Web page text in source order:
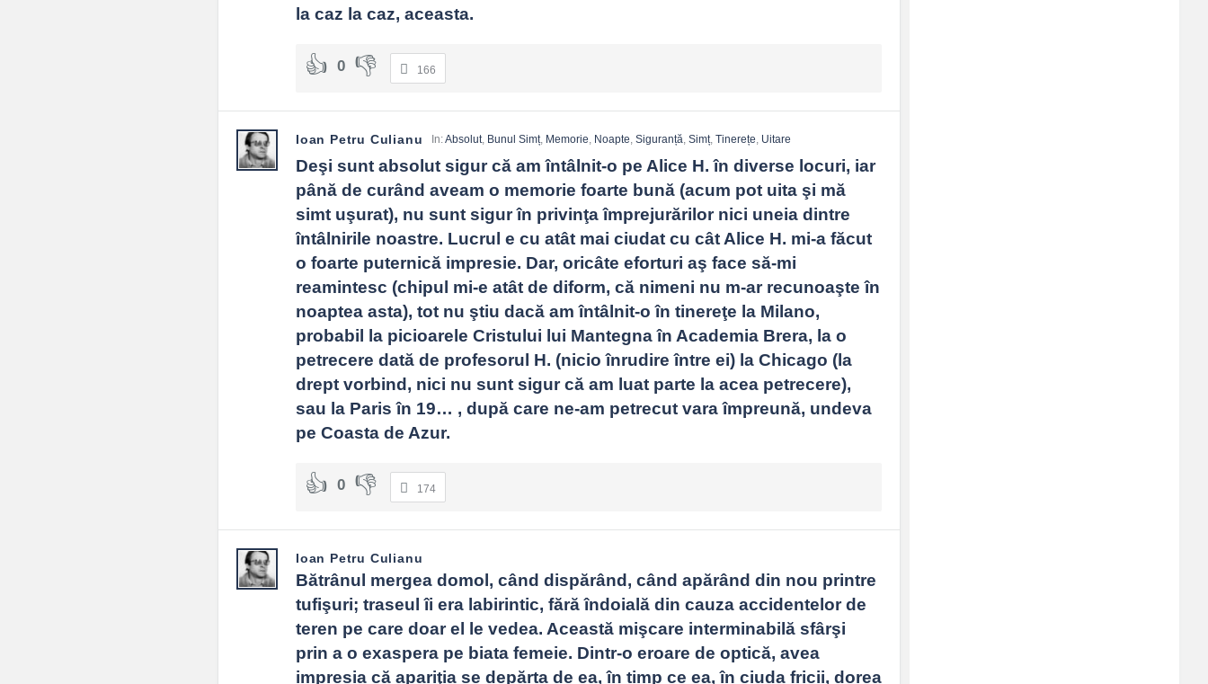
la caz la caz, aceasta.
0 166
Ioan Petru Culianu In:Absolut, Bunul Simț, Memorie, Noapte,Siguranță,Simț,Tinerețe, Uitare
Deşi sunt absolut sigur că am întâlnit-o pe Alice H. în diverse locuri, iar
până de curând aveam o memorie foarte bună (acum pot uita şi mă
simt uşurat), nu sunt sigur în privinţa împrejurărilor nici uneia dintre
întâlnirile noastre. Lucrul e cu atât mai ciudat cu cât Alice H. mi-a făcut
o foarte puternică impresie. Dar, oricâte eforturi aş face să-mi
reamintesc (chipul mi-e atât de diform, că nimeni nu m-ar recunoaşte în
noaptea asta), tot nu ştiu dacă am întâlnit-o în tinereţe la Milano,
probabil la picioarele Cristului lui Mantegna în Academia Brera, la o
petrecere dată de profesorul H. (nicio înrudire între ei) la Chicago (la
drept vorbind, nici nu sunt sigur că am luat parte la acea petrecere),
sau la Paris în 19… , după care ne-am petrecut vara împreună, undeva
pe Coasta de Azur.
0 174
Ioan Petru Culianu
Bătrânul mergea domol, când dispărând, când apărând din nou printre
tufişuri; traseul îi era labirintic, fără îndoială din cauza accidentelor de
teren pe care doar el le vedea. Această mişcare interminabilă sfârşi
prin a o exaspera pe biata femeie. Dintr-o eroare de optică, avea
impresia că apariţia se depărta de ea, în timp ce ea, în ciuda fricii, dorea